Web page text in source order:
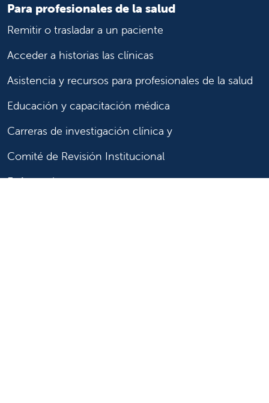
Para profesionales de la salud
Remitir o trasladar a un paciente
Acceder a historias las clínicas
Asistencia y recursos para profesionales de la salud
Educación y capacitación médica
Carreras de investigación clínica y
Comité de Revisión Institucional
Enfermería